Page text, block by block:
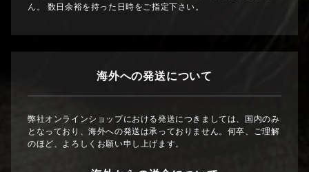
ん。 数日余裕を持った日時をご指定下さい。
海外への発送について
弊社オンラインショップにおける発送につきましては、国内のみ
となっており、海外への発送は承っておりません。何卒、ご理解
のほど、よろしくお願い申し上げます。